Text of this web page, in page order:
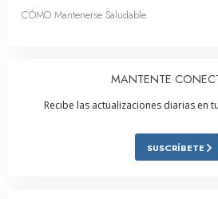
CÓMO Mantenerse Saludable
MANTENTE
Recibe las actualizaciones diarias en
SUSCRÍBETE